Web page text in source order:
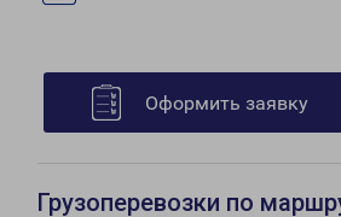
Оформить заявку
Грузоперевозки по